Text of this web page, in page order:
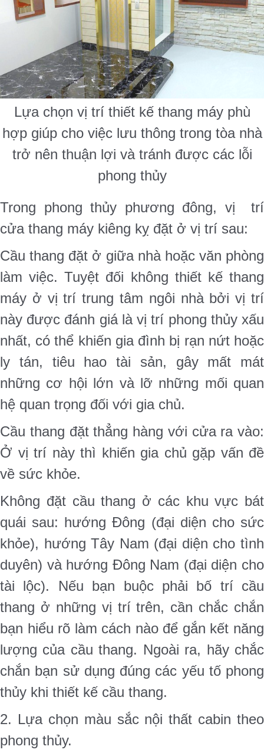
Lựa chọn vị trí thiết kế thang máy phù
hợp giúp cho việc lưu thông trong tòa nhà
trở nên thuận lợi và tránh được các lỗi
phong thủy
Trong phong thủy phương đông, vị trí
cửa thang máy kiêng kỵ đặt ở vị trí sau:
Cầu thang đặt ở giữa nhà hoặc văn phòng
làm việc. Tuyệt đối không thiết kế thang
máy ở vị trí trung tâm ngôi nhà bởi vị trí
này được đánh giá là vị trí phong thủy xấu
nhất, có thể khiến gia đình bị rạn nứt hoặc
ly tán, tiêu hao tài sản, gây mất mát
những cơ hội lớn và lỡ những mối quan
hệ quan trọng đối với gia chủ.
Cầu thang đặt thẳng hàng với cửa ra vào:
Ở vị trí này thì khiến gia chủ gặp vấn đề
về sức khỏe.
Không đặt cầu thang ở các khu vực bát
quái sau: hướng Đông (đại diện cho sức
khỏe), hướng Tây Nam (đại diện cho tình
duyên) và hướng Đông Nam (đại diện cho
tài lộc). Nếu bạn buộc phải bố trí cầu
thang ở những vị trí trên, cần chắc chắn
bạn hiểu rõ làm cách nào để gắn kết năng
lượng của cầu thang. Ngoài ra, hãy chắc
chắn bạn sử dụng đúng các yếu tố phong
thủy khi thiết kế cầu thang.
2. Lựa chọn màu sắc nội thất cabin theo
phong thủy.